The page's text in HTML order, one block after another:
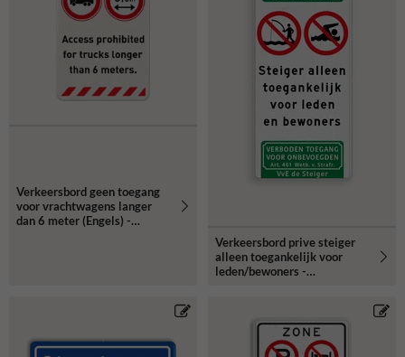
Verkeersbord geen toegang
voor vrachtwagens langer
dan 6 meter (Engels) -
Verkeersbord prive steiger
alleen toegankelijk voor
leden/bewoners -